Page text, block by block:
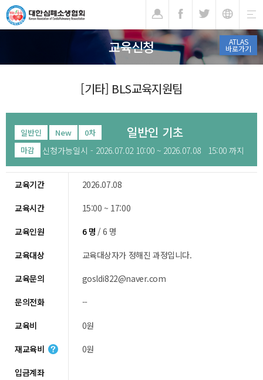
ATLAS
바로가기
교육신청
[기타] BLS교육지원팀
일반인 New 0차 일반인 기초
마감 신청가능일시 - 2026.07.02 10:00 ~ 2026.07.08 15:00 까지
교육기간
2026.07.08
교육시간
15:00 ~ 17:00
교육인원
6 명 / 6 명
교육대상
교육대상자가 정해진 과정입니다.
교육문의
gosldi822@naver.com
문의전화
--
교육비
0원
재교육비
0원
입금계좌